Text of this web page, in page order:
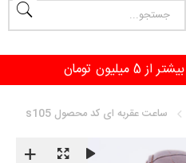
تومان
ساعت عقربه ای کد محصول s105